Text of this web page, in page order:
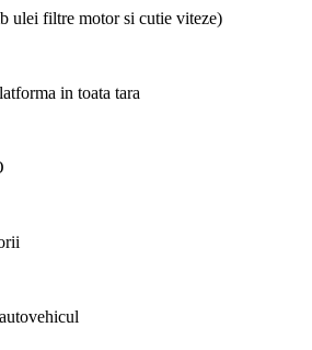
ulei filtre motor si cutie viteze)
in toata tara